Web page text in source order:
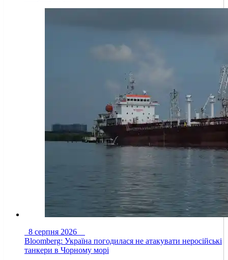
8 серпня 2026
Bloomberg: Україна погодилася не атакувати неросійські
танкери в Чорному морі